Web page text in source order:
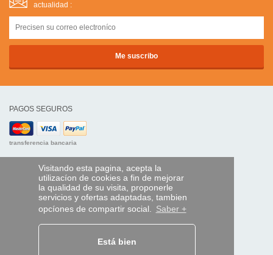
Visitando esta pagina, acepta la
utilizacíon de cookies a fin de mejorar
la qualidad de su visita, proponerle
servicios y ofertas adaptadas, tambien
opcíones de compartir social. Saber +
Está bien
actualidad :
PAGOS SEGUROS
transferencia bancaria
AYUDA Y SERVICIOS
Localice su envío
MANDO EXPRESS
¿Quiénes somos?